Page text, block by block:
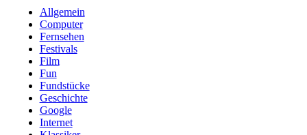
Allgemein
Computer
Fernsehen
Festivals
Film
Fun
Fundstücke
Geschichte
Google
Internet